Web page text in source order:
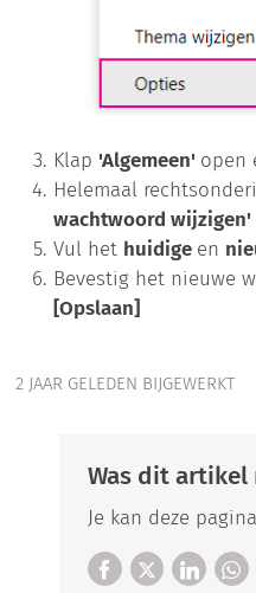
Klap 'Algemeen' open
Helemaal
wachtwoord wijzigen'
Vul het huidige en
Bevestig het nieuwe
[Opslaan]
2 JAAR GELEDEN BIJGEWERKT
Was dit artikel
Je kan deze